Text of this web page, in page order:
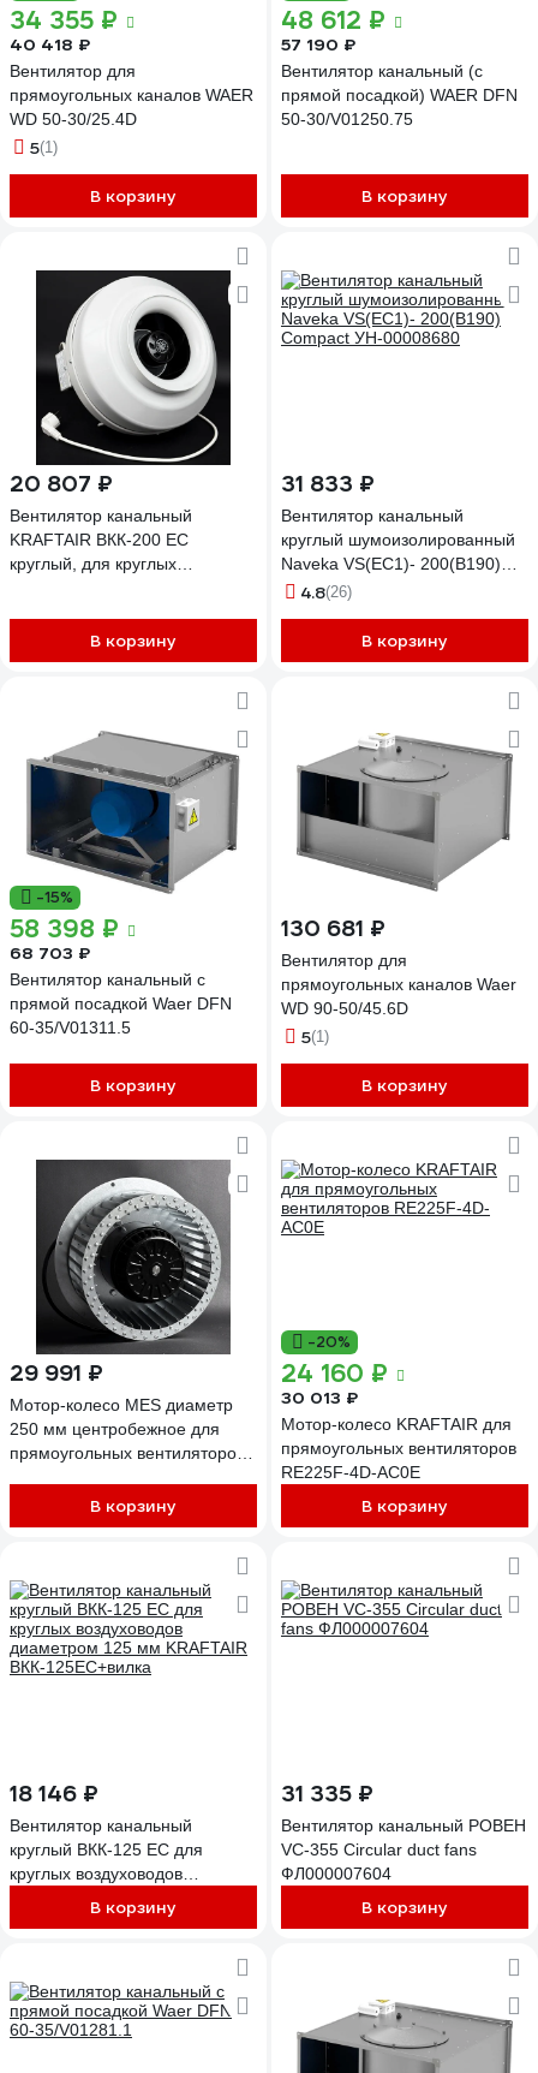
34 355 ₽
40 418 ₽
Вентилятор для
прямоугольных каналов WAER
WD 50-30/25.4D
5(1)
В корзину
48 612 ₽
57 190 ₽
Вентилятор канальный (с
прямой посадкой) WAER DFN
50-30/V01250.75
В корзину
20 807 ₽
Вентилятор канальный
KRAFTAIR ВКК-200 EC
круглый, для круглых
В корзину
31 833 ₽
Вентилятор канальный
круглый шумоизолированный
Naveka VS(EC1)- 200(B190)
Compact УН-00008680
4.8(26)
В корзину
-15%
58 398 ₽
68 703 ₽
Вентилятор канальный с
прямой посадкой Waer DFN
60-35/V01311.5
В корзину
130 681 ₽
Вентилятор для
прямоугольных каналов Waer
WD 90-50/45.6D
5(1)
В корзину
29 991 ₽
Мотор-колесо MES диаметр
250 мм центробежное для
прямоугольных вентиляторов
В корзину
-20%
24 160 ₽
30 013 ₽
Мотор-колесо KRAFTAIR для
прямоугольных вентиляторов
RE225F-4D-AC0E
В корзину
18 146 ₽
Вентилятор канальный
круглый ВКК-125 EC для
круглых воздуховодов
ВКК-125EC+вилка
В корзину
31 335 ₽
Вентилятор канальный РОВЕН
VC-355 Circular duct fans
ФЛ000007604
В корзину